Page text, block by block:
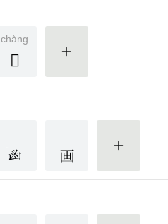
chàng
𠚊 更多
更多